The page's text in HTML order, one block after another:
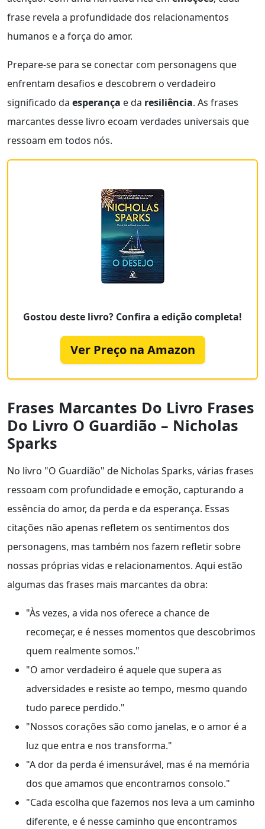
frase revela a profundidade dos relacionamentos
humanos e a força do amor.
Prepare-se para se conectar com personagens que
enfrentam desafios e descobrem o verdadeiro
significado da esperança e da resiliência. As frases
marcantes desse livro ecoam verdades universais que
ressoam em todos nós.
Gostou deste livro? Confira a edição completa!
Ver Preço na Amazon
Frases Marcantes Do Livro Frases
Do Livro O Guardião – Nicholas
Sparks
No livro "O Guardião" de Nicholas Sparks, várias frases
ressoam com profundidade e emoção, capturando a
essência do amor, da perda e da esperança. Essas
citações não apenas refletem os sentimentos dos
personagens, mas também nos fazem refletir sobre
nossas próprias vidas e relacionamentos. Aqui estão
algumas das frases mais marcantes da obra:
"Às vezes, a vida nos oferece a chance de
recomeçar, e é nesses momentos que descobrimos
quem realmente somos."
"O amor verdadeiro é aquele que supera as
adversidades e resiste ao tempo, mesmo quando
tudo parece perdido."
"Nossos corações são como janelas, e o amor é a
luz que entra e nos transforma."
"A dor da perda é imensurável, mas é na memória
dos que amamos que encontramos consolo."
"Cada escolha que fazemos nos leva a um caminho
diferente, e é nesse caminho que encontramos